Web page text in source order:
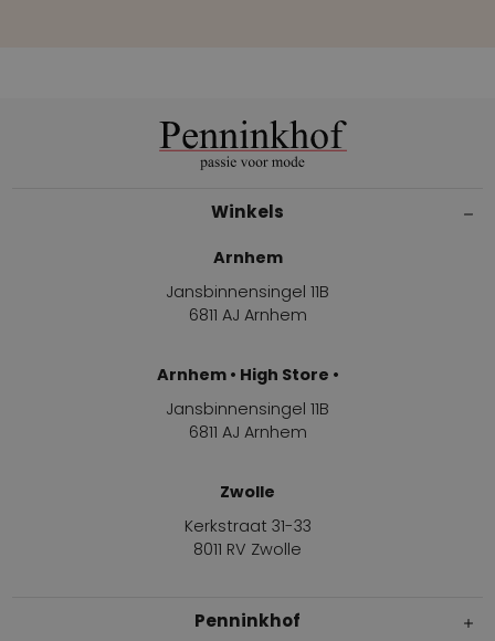
Winkels
Arnhem
Jansbinnensingel 11B
6811 AJ Arnhem
Arnhem • High Store •
Jansbinnensingel 11B
6811 AJ Arnhem
Zwolle
Kerkstraat 31-33
8011 RV Zwolle
Penninkhof